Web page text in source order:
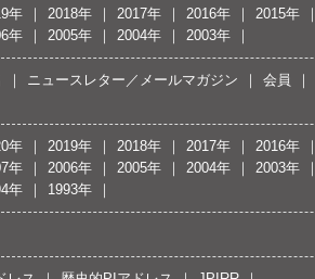
年 2018年 2017年 2016年 2015年
年 2005年 2004年 2003年
ニュースレター／メールマガジン 会員
年 2019年 2018年 2017年 2016年
年 2006年 2005年 2004年 2003年
年 1993年